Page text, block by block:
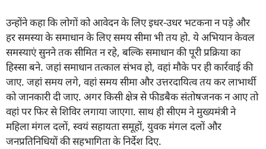
उन्होंने कहा कि लोगों को आवेदन के लिए इधर-उधर भटकना न पड़े और
हर समस्या के समाधान के लिए समय सीमा भी तय हो. ये अभियान केवल
समस्याएं सुनने तक सीमित न रहे, बल्कि समाधान की पूरी प्रक्रिया का
हिस्सा बने. जहां समाधान तत्काल संभव हो, वहां मौके पर ही कार्रवाई की
जाए. जहां समय लगे, वहां समय सीमा और उत्तरदायित्व तय कर लाभार्थी
को जानकारी दी जाए. अगर किसी क्षेत्र से फीडबैक संतोषजनक न आए तो
वहां पर फिर से शिविर लगाया जाएगा. साथ ही सीएम ने मुख्यमंत्री ने
महिला मंगल दलों, स्वयं सहायता समूहों, युवक मंगल दलों और
जनप्रतिनिधियों की सहभागिता के निर्देश दिए.